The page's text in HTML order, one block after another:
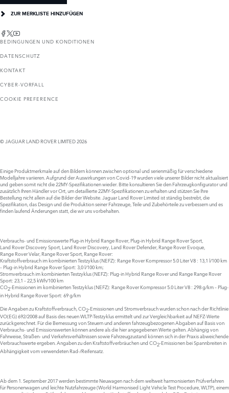
ZUR MERKLISTE HINZUFÜGEN
BEDINGUNGEN UND KONDITIONEN
DATENSCHUTZ
KONTAKT
CYBER-VORFALL
COOKIE PREFERENCE
© JAGUAR LAND ROVER LIMITED 2026
Einige Produktmerkmale auf den Bildern können zwischen optional und serienmäßig für verschiedene
Modelljahre variieren. Aufgrund der Auswirkungen von Covid-19 wurden viele unserer Bilder nicht aktualisiert
und geben somit nicht die 22MY-Spezifikationen wieder. Bitte konsultieren Sie den Fahrzeugkonfigurator und
zusätzlich Ihren Händler vor Ort, um detaillierte 22MY-Spezifikationen zu erhalten und stützen Sie Ihre
Bestellung nicht allein auf die Bilder der Website. Jaguar Land Rover Limited ist ständig bestrebt, die
Spezifikation, das Design und die Produktion seiner Fahrzeuge, Teile und Zubehörteile zu verbessern und es
finden laufend Änderungen statt, die wir uns vorbehalten.
Verbrauchs- und Emissionswerte Plug‑in Hybrid Range Rover, Plug‑in Hybrid Range Rover Sport,
Land Rover Discovery Sport, Land Rover Discovery, Land Rover Defender, Range Rover Evoque,
Range Rover Velar, Range Rover Sport, Range Rover:
Kraftstoffverbrauch im kombinierten Testzyklus (NEFZ): Range Rover Kompressor 5.0 Liter V8 : 13,1 l/100 km
– Plug-in Hybrid Range Rover Sport: 3,0 l/100 km;
Stromverbrauch im kombinierten Testzyklus (NEFZ): Plug-in Hybrid Range Rover und Range Range Rover
Sport: 23,1 – 22,5 kWh/100 km
CO2-Emissionen im kombinierten Testzyklus (NEFZ): Range Rover Kompressor 5.0 Liter V8 : 298 g/km – Plug-
in Hybrid Range Rover Sport: 69 g/km
Die Angaben zu Kraftstoffverbrauch, CO2-Emissionen und Stromverbrauch wurden schon nach der Richtlinie
VO(EG) 692/2008 auf Basis des neuen WLTP-Testzyklus ermittelt und zur Vergleichbarkeit auf NEFZ-Werte
zurückgerechnet. Für die Bemessung von Steuern und anderen fahrzeugbezogenen Abgaben auf Basis von
Verbrauchs- und Emissionswerten können andere als die hier angegebenen Werte gelten. Abhängig von
Fahrweise, Straßen- und Verkehrsverhältnissen sowie Fahrzeugzustand können sich in der Praxis abweichende
Verbrauchswerte ergeben. Angaben zu den Kraftstoffverbräuchen und CO2-Emissionen bei Spannbreiten in
Abhängigkeit vom verwendeten Rad-/Reifensatz.
Ab dem 1. September 2017 werden bestimmte Neuwagen nach dem weltweit harmonisierten Prüfverfahren
für Personenwagen und leichte Nutzfahrzeuge (World Harmonised Light Vehicle Test Procedure, WLTP), einem